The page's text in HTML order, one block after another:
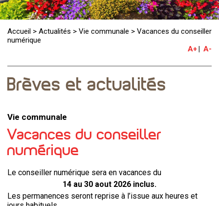
Accueil > Actualités > Vie communale > Vacances du conseiller
numérique
A+
A-
Brèves et actualités
Vie communale
Vacances du conseiller
numérique
Le conseiller numérique sera en vacances du
14 au 30 aout 2026 inclus.
Les permanences seront reprise à l’issue aux heures et